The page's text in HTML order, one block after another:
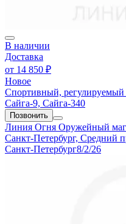
В наличии
Доставка
от 14 850 ₽
Новое
Спортивный,
Сайга-9, Сайга-340
Позвонить
Линия Огня Оружейный
Санкт-Петербург, Средний
Санкт-Петербург8/2/26